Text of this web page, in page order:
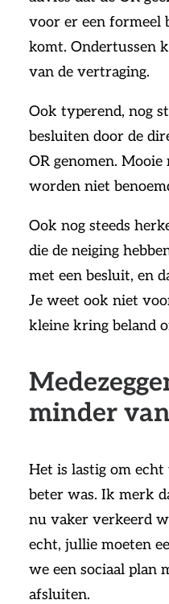
voor er een formeel
komt. Ondertussen
van de vertraging.
Ook typerend, nog
besluiten door de
OR genomen.
worden niet
Ook nog steeds
die de neiging
met een besluit, en
Je weet ook niet
kleine kring beland
minder
Het is lastig om
beter was. Ik merk
nu vaker verkeerd
echt, jullie moeten
we een sociaal plan
afsluiten.